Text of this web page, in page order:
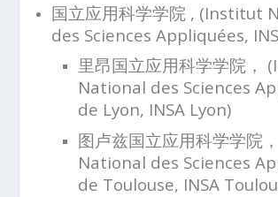
国立应用科学学院 , (Institut
des Sciences Appliquées,
里昂国立应用科学学院，
National des Sciences
de Lyon, INSA Lyon)
图卢兹国立应用科学学院
National des Sciences
de Toulouse, INSA